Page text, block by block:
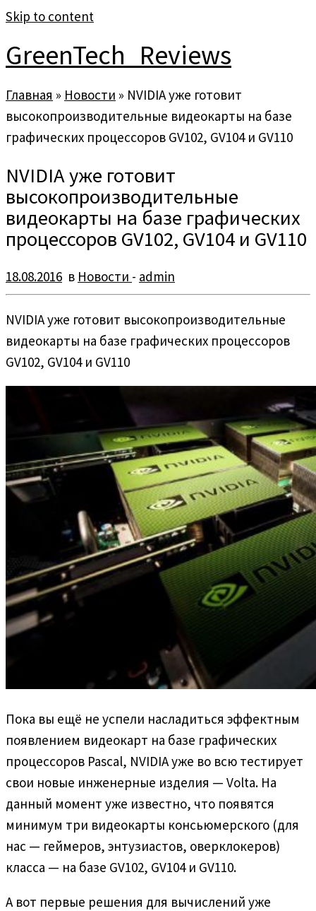
Skip to content
GreenTech_Reviews
Главная » Новости » NVIDIA уже готовит
высокопроизводительные видеокарты на базе
графических процессоров GV102, GV104 и GV110
NVIDIA уже готовит
высокопроизводительные
видеокарты на базе графических
процессоров GV102, GV104 и GV110
18.08.2016 в Новости - admin
NVIDIA уже готовит высокопроизводительные
видеокарты на базе графических процессоров
GV102, GV104 и GV110
Пока вы ещё не успели насладиться эффектным
появлением видеокарт на базе графических
процессоров Pascal, NVIDIA уже во всю тестирует
свои новые инженерные изделия — Volta. На
данный момент уже известно, что появятся
минимум три видеокарты консьюмерского (для
нас — геймеров, энтузиастов, оверклокеров)
класса — на базе GV102, GV104 и GV110.
А вот первые решения для вычислений уже